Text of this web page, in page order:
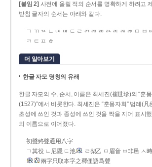
[붙임 2] 사전에 올릴 적의 순서를 명확하게 하려고
받침 글자의 순서는 아래와 같다.
ㄱ ㄲ ㄳ ㄴ ㄵ ㄶ ㄷ ㄹ ㄺ ㄻ ㄼ ㄽ ㄾ ㄿ ㅀ ㅁ ㅂ
ㅋ ㅌ ㅍ ㅎ
더 알아보기
한글 자모 명칭의 유래
한글 자모의 수, 순서, 이름은 최세진(崔世珍)의 “훈
(1527)”에서 비롯한다. 최세진은 “훈몽자회” 범례(
초성에 쓰인 것과 종성에 쓰인 것을 짝을 지어 표시
의 이름으로 이어졌다.
初聲終聲通用八字
ㄱ其役 ㄴ尼隱 ㄷ池
ㄹ梨乙 ㅁ眉音 ㅂ非邑 ㅅ
兩字只取本字之釋俚語爲聲